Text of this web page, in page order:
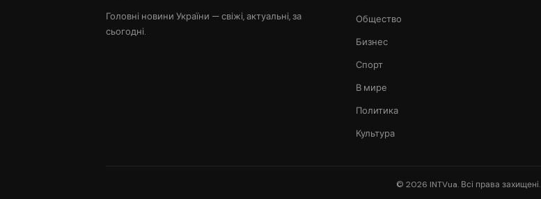
Головні новини України — свіжі, актуальні, за
сьогодні.
Общество
Бизнес
Спорт
В мире
Политика
Культура
© 2026 INTVua. Всі права захищені.